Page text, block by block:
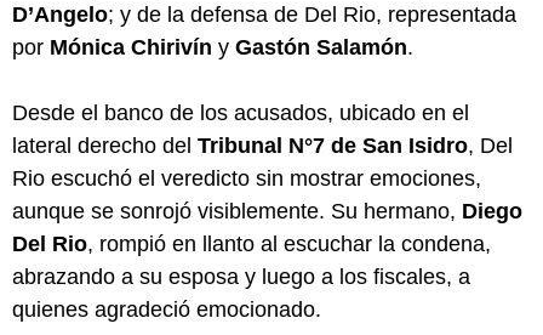
D’Angelo; y de la defensa de Del Rio, representada
por Mónica Chirivín y Gastón Salamón.
Desde el banco de los acusados, ubicado en el
lateral derecho del Tribunal N°7 de San Isidro, Del
Rio escuchó el veredicto sin mostrar emociones,
aunque se sonrojó visiblemente. Su hermano, Diego
Del Rio, rompió en llanto al escuchar la condena,
abrazando a su esposa y luego a los fiscales, a
quienes agradeció emocionado.